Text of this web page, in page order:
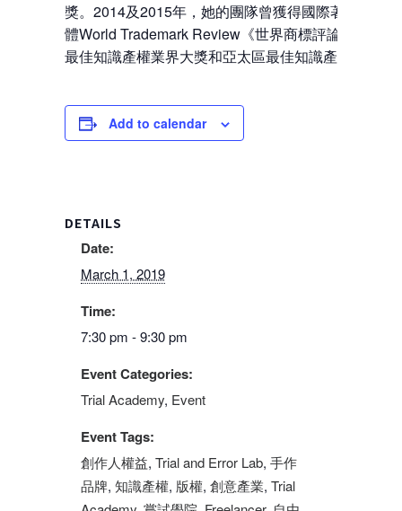
獎。2014及2015年，她的團隊曾獲得國際著名知識
體World Trademark Review《世界商標評論》，頒
最佳知識產權業界大獎和亞太區最佳知識產權團隊大
Add to calendar
DETAILS
Date:
March 1, 2019
Time:
7:30 pm - 9:30 pm
Event Categories:
Trial Academy, Event
Event Tags:
創作人權益, Trial and Error Lab, 手作
品牌, 知識產權, 版權, 創意產業, Trial